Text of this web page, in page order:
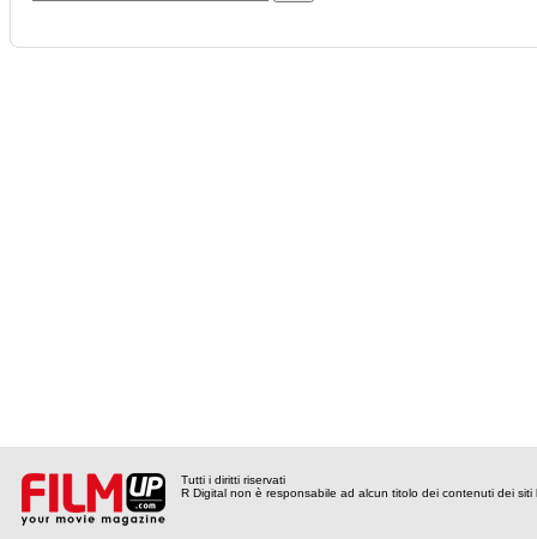
Tutti i diritti riservati
R Digital non è responsabile ad alcun titolo dei contenuti dei siti